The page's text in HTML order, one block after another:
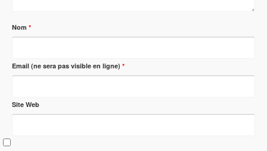
Nom *
Email (ne sera pas visible en ligne) *
Site Web